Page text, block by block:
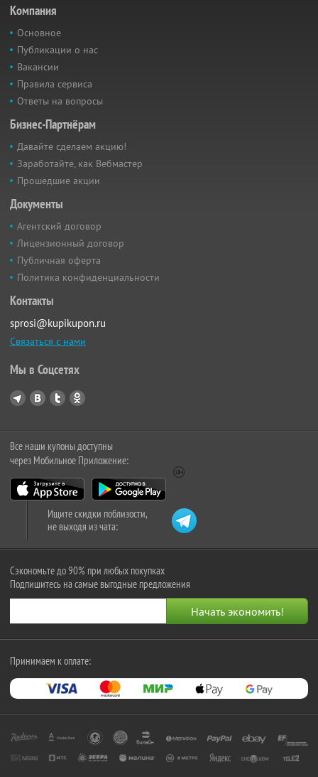
Компания
Основное
Публикации о нас
Вакансии
Правила сервиса
Ответы на вопросы
Бизнес-Партнёрам
Давайте сделаем акцию!
Заработайте, как Вебмастер
Прошедшие акции
Документы
Агентский договор
Лицензионный договор
Публичная оферта
Политика конфиденциальности
Контакты
sprosi@kupikupon.ru
Связаться с нами
Мы в Соцсетях
Все наши купоны доступны
через Мобильное Приложение:
Ищите скидки поблизости,
не выходя из чата:
Сэкономьте до 90% при любых покупках
Подпишитесь на самые выгодные предложения
Принимаем к оплате: